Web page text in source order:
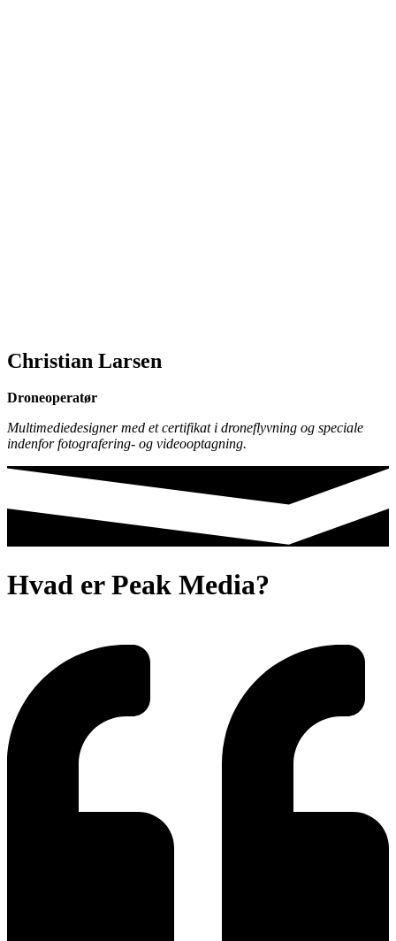
Christian Larsen
Droneoperatør
Multimediedesigner med et certifikat i droneflyvning og speciale
indenfor fotografering- og videooptagning.
Hvad er Peak Media?